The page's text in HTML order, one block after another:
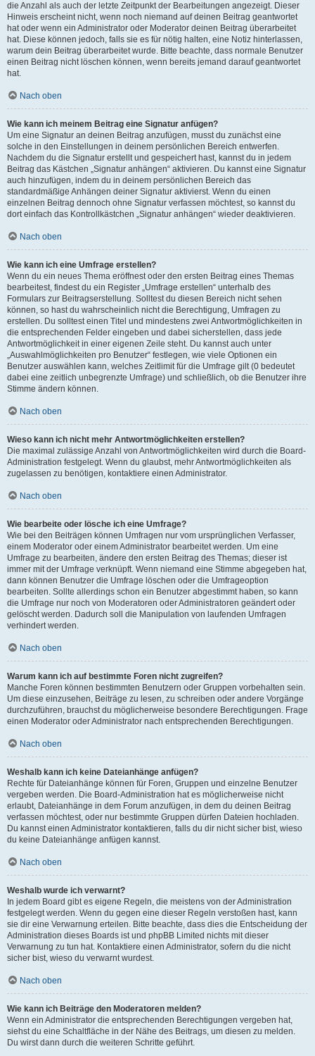
die Anzahl als auch der letzte Zeitpunkt der Bearbeitungen angezeigt. Dieser
Hinweis erscheint nicht, wenn noch niemand auf deinen Beitrag geantwortet
hat oder wenn ein Administrator oder Moderator deinen Beitrag überarbeitet
hat. Diese können jedoch, falls sie es für nötig halten, eine Notiz hinterlassen,
warum dein Beitrag überarbeitet wurde. Bitte beachte, dass normale Benutzer
einen Beitrag nicht löschen können, wenn bereits jemand darauf geantwortet
hat.
Nach oben
Wie kann ich meinem Beitrag eine Signatur anfügen?
Um eine Signatur an deinen Beitrag anzufügen, musst du zunächst eine
solche in den Einstellungen in deinem persönlichen Bereich entwerfen.
Nachdem du die Signatur erstellt und gespeichert hast, kannst du in jedem
Beitrag das Kästchen „Signatur anhängen“ aktivieren. Du kannst eine Signatur
auch hinzufügen, indem du in deinem persönlichen Bereich das
standardmäßige Anhängen deiner Signatur aktivierst. Wenn du einen
einzelnen Beitrag dennoch ohne Signatur verfassen möchtest, so kannst du
dort einfach das Kontrollkästchen „Signatur anhängen“ wieder deaktivieren.
Nach oben
Wie kann ich eine Umfrage erstellen?
Wenn du ein neues Thema eröffnest oder den ersten Beitrag eines Themas
bearbeitest, findest du ein Register „Umfrage erstellen“ unterhalb des
Formulars zur Beitragserstellung. Solltest du diesen Bereich nicht sehen
können, so hast du wahrscheinlich nicht die Berechtigung, Umfragen zu
erstellen. Du solltest einen Titel und mindestens zwei Antwortmöglichkeiten in
die entsprechenden Felder eingeben und dabei sicherstellen, dass jede
Antwortmöglichkeit in einer eigenen Zeile steht. Du kannst auch unter
„Auswahlmöglichkeiten pro Benutzer“ festlegen, wie viele Optionen ein
Benutzer auswählen kann, welches Zeitlimit für die Umfrage gilt (0 bedeutet
dabei eine zeitlich unbegrenzte Umfrage) und schließlich, ob die Benutzer ihre
Stimme ändern können.
Nach oben
Wieso kann ich nicht mehr Antwortmöglichkeiten erstellen?
Die maximal zulässige Anzahl von Antwortmöglichkeiten wird durch die Board-
Administration festgelegt. Wenn du glaubst, mehr Antwortmöglichkeiten als
zugelassen zu benötigen, kontaktiere einen Administrator.
Nach oben
Wie bearbeite oder lösche ich eine Umfrage?
Wie bei den Beiträgen können Umfragen nur vom ursprünglichen Verfasser,
einem Moderator oder einem Administrator bearbeitet werden. Um eine
Umfrage zu bearbeiten, ändere den ersten Beitrag des Themas; dieser ist
immer mit der Umfrage verknüpft. Wenn niemand eine Stimme abgegeben hat,
dann können Benutzer die Umfrage löschen oder die Umfrageoption
bearbeiten. Sollte allerdings schon ein Benutzer abgestimmt haben, so kann
die Umfrage nur noch von Moderatoren oder Administratoren geändert oder
gelöscht werden. Dadurch soll die Manipulation von laufenden Umfragen
verhindert werden.
Nach oben
Warum kann ich auf bestimmte Foren nicht zugreifen?
Manche Foren können bestimmten Benutzern oder Gruppen vorbehalten sein.
Um diese einzusehen, Beiträge zu lesen, zu schreiben oder andere Vorgänge
durchzuführen, brauchst du möglicherweise besondere Berechtigungen. Frage
einen Moderator oder Administrator nach entsprechenden Berechtigungen.
Nach oben
Weshalb kann ich keine Dateianhänge anfügen?
Rechte für Dateianhänge können für Foren, Gruppen und einzelne Benutzer
vergeben werden. Die Board-Administration hat es möglicherweise nicht
erlaubt, Dateianhänge in dem Forum anzufügen, in dem du deinen Beitrag
verfassen möchtest, oder nur bestimmte Gruppen dürfen Dateien hochladen.
Du kannst einen Administrator kontaktieren, falls du dir nicht sicher bist, wieso
du keine Dateianhänge anfügen kannst.
Nach oben
Weshalb wurde ich verwarnt?
In jedem Board gibt es eigene Regeln, die meistens von der Administration
festgelegt werden. Wenn du gegen eine dieser Regeln verstoßen hast, kann
sie dir eine Verwarnung erteilen. Bitte beachte, dass dies die Entscheidung der
Administration dieses Boards ist und phpBB Limited nichts mit dieser
Verwarnung zu tun hat. Kontaktiere einen Administrator, sofern du die nicht
sicher bist, wieso du verwarnt wurdest.
Nach oben
Wie kann ich Beiträge den Moderatoren melden?
Wenn ein Administrator die entsprechenden Berechtigungen vergeben hat,
siehst du eine Schaltfläche in der Nähe des Beitrags, um diesen zu melden.
Du wirst dann durch die weiteren Schritte geführt.